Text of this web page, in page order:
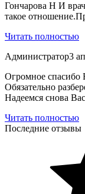
Гончарова Н И
такое
Читать полностью
Администратор3
Огромное спасибо
Обязательно
Надеемся снова
Читать полностью
Последние отзывы